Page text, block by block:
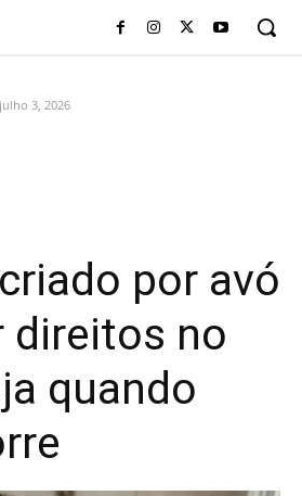
julho 3, 2026
por avó
direitos no
quando